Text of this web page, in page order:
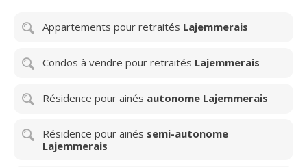
Appartements pour retraités Lajemmerais
Condos à vendre pour retraités Lajemmerais
Résidence pour ainés autonome Lajemmerais
Résidence pour ainés semi-autonome
Lajemmerais